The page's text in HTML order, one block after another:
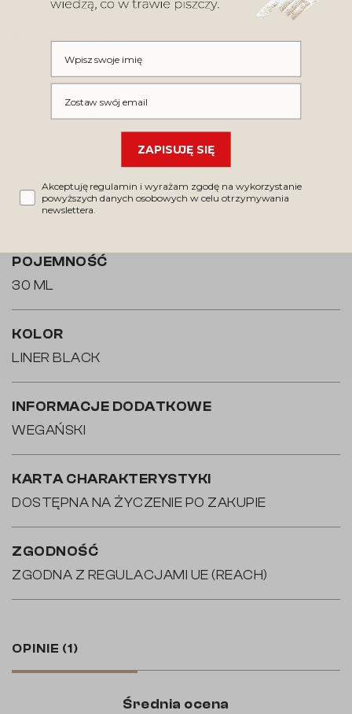
SPECYFIKACJA
PRODUCENT
KRAJ PRODUKCJI
NIEMCY
POJEMNOŚĆ
30 ML
KOLOR
LINER BLACK
INFORMACJE DODATKOWE
WEGAŃSKI
KARTA CHARAKTERYSTYKI
DOSTĘPNA NA ŻYCZENIE PO ZAKUPIE
ZGODNOŚĆ
ZGODNA Z REGULACJAMI UE (REACH)
OPINIE (1)
Średnia ocena
ZAPISUJĘ SIĘ
Akceptuję regulamin i wyrażam zgodę na wykorzystanie
powyższych danych osobowych w celu otrzymywania
newslettera.